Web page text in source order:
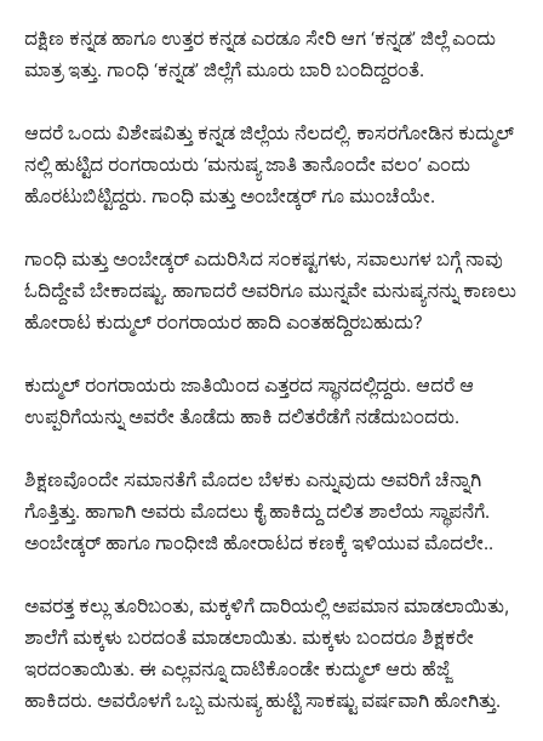
ದಕ್ಷಿಣ ಕನ್ನಡ ಹಾಗೂ ಉತ್ತರ ಕನ್ನಡ ಎರಡೂ ಸೇರಿ ಆಗ ‘ಕನ್ನಡ’ ಜಿಲ್ಲೆ ಎಂದು
ಮಾತ್ರ ಇತ್ತು. ಗಾಂಧಿ ‘ಕನ್ನಡ’ ಜಿಲ್ಲೆಗೆ ಮೂರು ಬಾರಿ ಬಂದಿದ್ದರಂತೆ.
ಆದರೆ ಒಂದು ವಿಶೇಷವಿತ್ತು ಕನ್ನಡ ಜಿಲ್ಲೆಯ ನೆಲದಲ್ಲಿ. ಕಾಸರಗೋಡಿನ ಕುದ್ಮುಲ್
ನಲ್ಲಿ ಹುಟ್ಟಿದ ರಂಗರಾಯರು ‘ಮನುಷ್ಯ ಜಾತಿ ತಾನೊಂದೇ ವಲಂ’ ಎಂದು
ಹೊರಟುಬಿಟ್ಟಿದ್ದರು. ಗಾಂಧಿ ಮತ್ತು ಅಂಬೇಡ್ಕರ್ ಗೂ ಮುಂಚೆಯೇ.
ಗಾಂಧಿ ಮತ್ತು ಅಂಬೇಡ್ಕರ್ ಎದುರಿಸಿದ ಸಂಕಷ್ಟಗಳು, ಸವಾಲುಗಳ ಬಗ್ಗೆ ನಾವು
ಓದಿದ್ದೇವೆ ಬೇಕಾದಷ್ಟು. ಹಾಗಾದರೆ ಅವರಿಗೂ ಮುನ್ನವೇ ಮನುಷ್ಯನನ್ನು ಕಾಣಲು
ಹೋರಾಟ ಕುದ್ಮುಲ್ ರಂಗರಾಯರ ಹಾದಿ ಎಂತಹದ್ದಿರಬಹುದು?
ಕುದ್ಮುಲ್ ರಂಗರಾಯರು ಜಾತಿಯಿಂದ ಎತ್ತರದ ಸ್ಥಾನದಲ್ಲಿದ್ದರು. ಆದರೆ ಆ
ಉಪ್ಪರಿಗೆಯನ್ನು ಅವರೇ ತೊಡೆದು ಹಾಕಿ ದಲಿತರೆಡೆಗೆ ನಡೆದುಬಂದರು.
ಶಿಕ್ಷಣವೊಂದೇ ಸಮಾನತೆಗೆ ಮೊದಲ ಬೆಳಕು ಎನ್ನುವುದು ಅವರಿಗೆ ಚೆನ್ನಾಗಿ
ಗೊತ್ತಿತ್ತು. ಹಾಗಾಗಿ ಅವರು ಮೊದಲು ಕೈ ಹಾಕಿದ್ದು ದಲಿತ ಶಾಲೆಯ ಸ್ಥಾಪನೆಗೆ.
ಅಂಬೇಡ್ಕರ್ ಹಾಗೂ ಗಾಂಧೀಜಿ ಹೋರಾಟದ ಕಣಕ್ಕೆ ಇಳಿಯುವ ಮೊದಲೇ..
ಅವರತ್ತ ಕಲ್ಲು ತೂರಿಬಂತು, ಮಕ್ಕಳಿಗೆ ದಾರಿಯಲ್ಲಿ ಅಪಮಾನ ಮಾಡಲಾಯಿತು,
ಶಾಲೆಗೆ ಮಕ್ಕಳು ಬರದಂತೆ ಮಾಡಲಾಯಿತು. ಮಕ್ಕಳು ಬಂದರೂ ಶಿಕ್ಷಕರೇ
ಇರದಂತಾಯಿತು. ಈ ಎಲ್ಲವನ್ನೂ ದಾಟಿಕೊಂಡೇ ಕುದ್ಮುಲ್ ಆರು ಹೆಜ್ಜೆ
ಹಾಕಿದರು. ಅವರೊಳಗೆ ಒಬ್ಬ ಮನುಷ್ಯ ಹುಟ್ಟಿ ಸಾಕಷ್ಟು ವರ್ಷವಾಗಿ ಹೋಗಿತ್ತು.